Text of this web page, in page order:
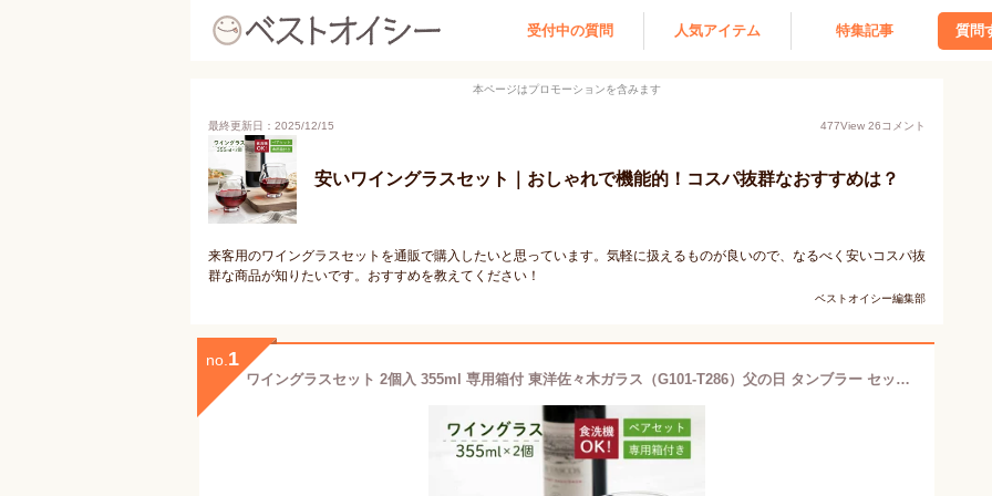
受付中の質問 人気アイテム 特集記事 質問
本ページはプロモーションを含みます
最終更新日：2025/12/15 477View 26コメント
安いワイングラスセット｜おしゃれで機能的！コスパ抜群なおすすめは？
来客用のワイングラスセットを通販で購入したいと思っています。気軽に扱えるものが良いので、なるべく安いコスパ抜
群な商品が知りたいです。おすすめを教えてください！
ベストオイシー編集部
no. 1
ワイングラスセット 2個入 355ml 専用箱付 東洋佐々木ガラス（G101-T286）父の日 タンブラー セット ペア グラス コップ 家飲み 普段使い 葡萄酒 おしゃれ 食器 ギフト プレゼント